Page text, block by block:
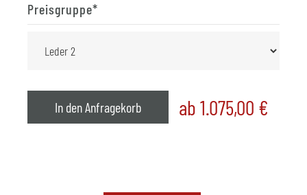
Preisgruppe*
In den Anfragekorb ab 1.075,00 €